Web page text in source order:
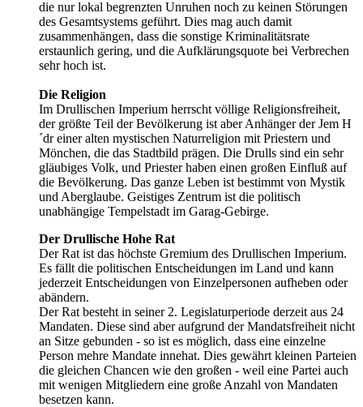
die nur lokal begrenzten Unruhen noch zu keinen Störungen
des Gesamtsystems geführt. Dies mag auch damit
zusammenhängen, dass die sonstige Kriminalitätsrate
erstaunlich gering, und die Aufklärungsquote bei Verbrechen
sehr hoch ist.
Die Religion
Im Drullischen Imperium herrscht völlige Religionsfreiheit,
der größte Teil der Bevölkerung ist aber Anhänger der Jem H
´dr einer alten mystischen Naturreligion mit Priestern und
Mönchen, die das Stadtbild prägen. Die Drulls sind ein sehr
gläubiges Volk, und Priester haben einen großen Einfluß auf
die Bevölkerung. Das ganze Leben ist bestimmt von Mystik
und Aberglaube. Geistiges Zentrum ist die politisch
unabhängige Tempelstadt im Garag-Gebirge.
Der Drullische Hohe Rat
Der Rat ist das höchste Gremium des Drullischen Imperium.
Es fällt die politischen Entscheidungen im Land und kann
jederzeit Entscheidungen von Einzelpersonen aufheben oder
abändern.
Der Rat besteht in seiner 2. Legislaturperiode derzeit aus 24
Mandaten. Diese sind aber aufgrund der Mandatsfreiheit nicht
an Sitze gebunden - so ist es möglich, dass eine einzelne
Person mehre Mandate innehat. Dies gewährt kleinen Parteien
die gleichen Chancen wie den großen - weil eine Partei auch
mit wenigen Mitgliedern eine große Anzahl von Mandaten
besetzen kann.